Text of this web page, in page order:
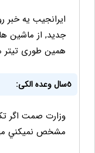
ایرانجیب یه خبر
جدید, از ماشین
همین طوری تیتر
٥سال وعده الكى:
وزارت صمت اگر
مشخص نميكني